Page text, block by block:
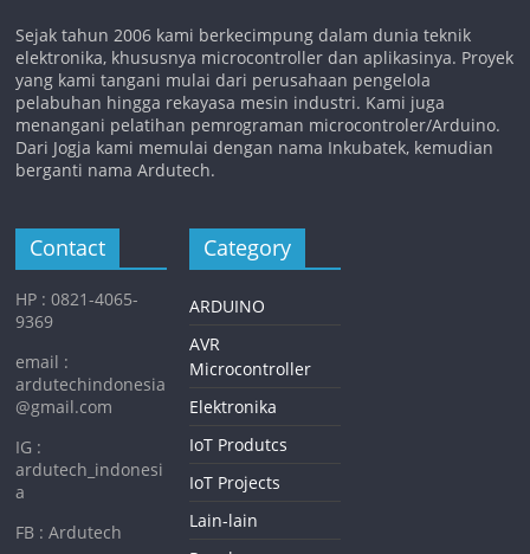
Sejak tahun 2006 kami berkecimpung dalam dunia teknik
elektronika, khususnya microcontroller dan aplikasinya. Proyek
yang kami tangani mulai dari perusahaan pengelola
pelabuhan hingga rekayasa mesin industri. Kami juga
menangani pelatihan pemrograman microcontroler/Arduino.
Dari Jogja kami memulai dengan nama Inkubatek, kemudian
berganti nama Ardutech.
Contact
HP : 0821-4065-
9369
email :
ardutechindonesia
@gmail.com
IG :
ardutech_indonesi
a
FB : Ardutech
Category
ARDUINO
AVR
Microcontroller
Elektronika
IoT Produtcs
IoT Projects
Lain-lain